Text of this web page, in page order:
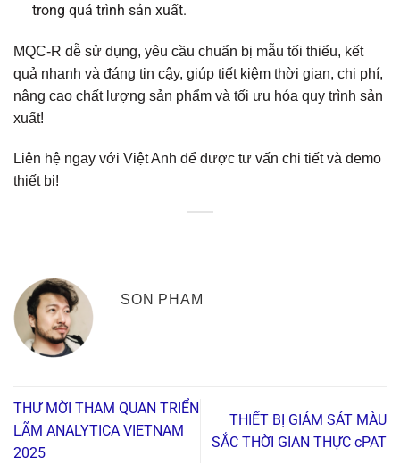
trong quá trình sản xuất.
MQC-R dễ sử dụng, yêu cầu chuẩn bị mẫu tối thiểu, kết
quả nhanh và đáng tin cậy, giúp tiết kiệm thời gian, chi phí,
nâng cao chất lượng sản phẩm và tối ưu hóa quy trình sản
xuất!
Liên hệ ngay với Việt Anh để được tư vấn chi tiết và demo
thiết bị!
SON PHAM
THƯ MỜI THAM QUAN TRIỂN
LÃM ANALYTICA VIETNAM
2025
THIẾT BỊ GIÁM SÁT MÀU
SẮC THỜI GIAN THỰC cPAT